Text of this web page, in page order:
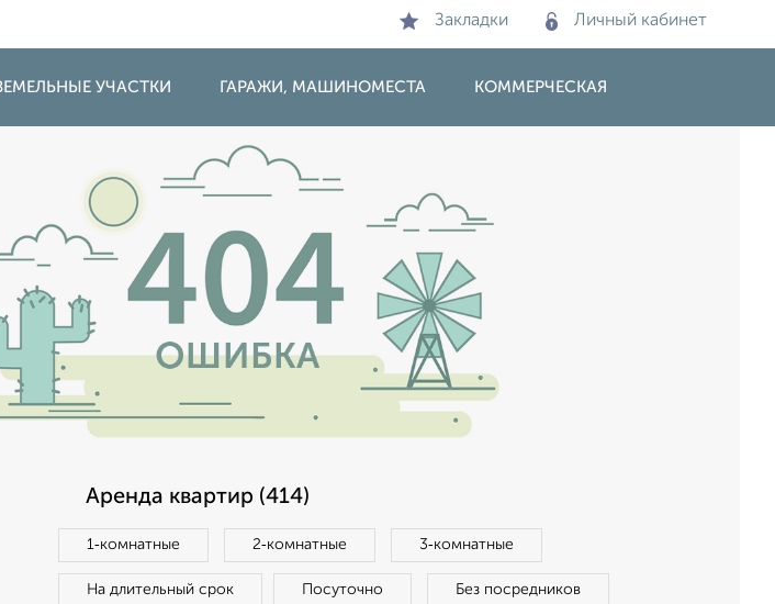
Закладки Личный кабинет
УЧАСТКИ ГАРАЖИ, МАШИНОМЕСТА КОММЕРЧЕСКАЯ
Аренда квартир (414)
1‑комнатные 2‑комнатные 3‑комнатные
На длительный срок Посуточно Без посредников